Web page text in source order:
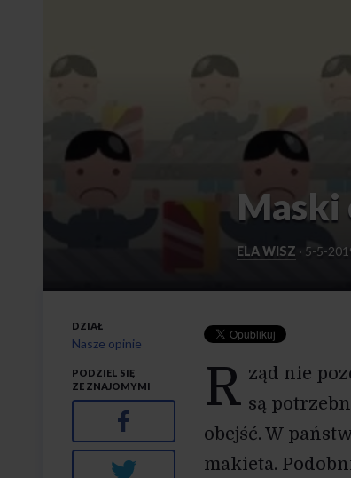
Maski
ELA WISZ · 5-5-
R ząd nie
są
obejść. W
makieta.
DZIAŁ
Nasze opinie
PODZIEL SIĘ
ZE ZNAJOMYMI
Facebook
Twitter